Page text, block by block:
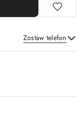
Zostaw telefon